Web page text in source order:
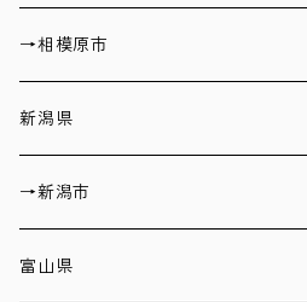
→相模原市
新潟県
→新潟市
富山県